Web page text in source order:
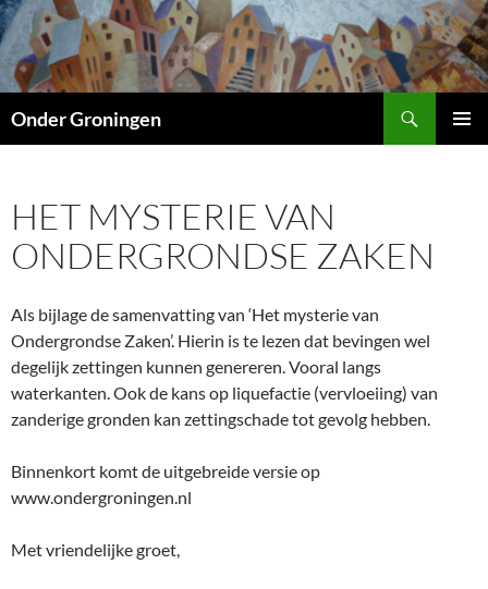
Ga
naar
de
inhoud
Onder Groningen
HET MYSTERIE VAN
ONDERGRONDSE ZAKEN
Als bijlage de samenvatting van ‘Het mysterie van
Ondergrondse Zaken’. Hierin is te lezen dat bevingen wel
degelijk zettingen kunnen genereren. Vooral langs
waterkanten. Ook de kans op liquefactie (vervloeiing) van
zanderige gronden kan zettingschade tot gevolg hebben.
Binnenkort komt de uitgebreide versie op
www.ondergroningen.nl
Met vriendelijke groet,